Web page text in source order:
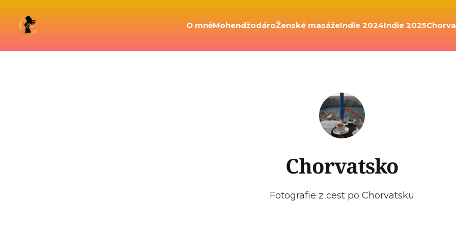
O mněMohendžodároŽenské masážeIndie 2024Indie 2025
Chorvatsko
Fotografie z cest po Chorvatsku